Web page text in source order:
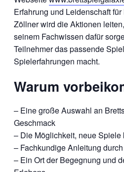
Erfahrung und Leidenschaft
Zöllner wird die Aktionen
seinem Fachwissen dafür
Teilnehmer das passende
Spielerfahrungen macht.
Warum
– Eine große Auswahl an
Geschmack
– Die Möglichkeit, neue Spiele
– Fachkundige Anleitung
– Ein Ort der Begegnung und